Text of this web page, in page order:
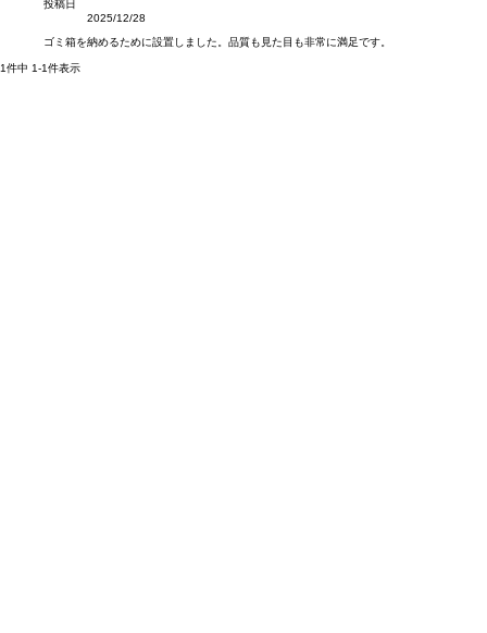
投稿日
2025/12/28
ゴミ箱を納めるために設置しました。品質も見た目も非常に満足です。
1件中 1-1件表示